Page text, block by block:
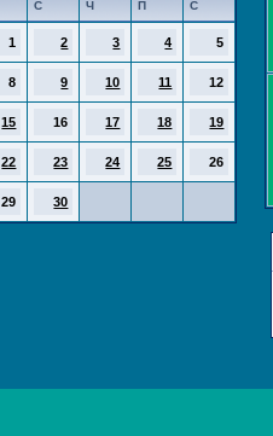
С Ч П С
1 2 3 4 5
8 9 10 11 12
15 16 17 18 19
22 23 24 25 26
29 30